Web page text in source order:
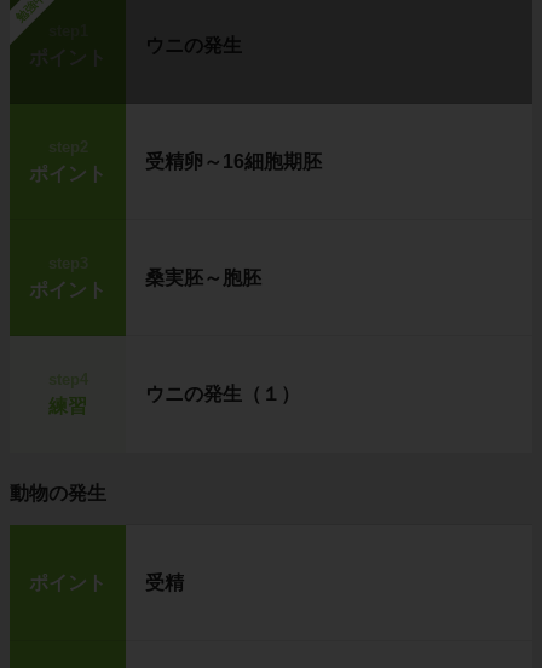
ポイント
ウニの発生
step2
ポイント
受精卵～16細胞期胚
step3
ポイント
桑実胚～胞胚
練習
ウニの発生（１）
動物の発生
ポイント 受精